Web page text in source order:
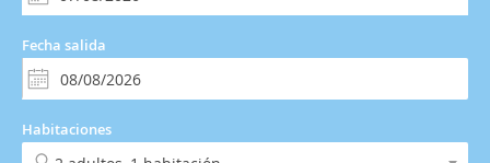
Fecha salida
Habitaciones